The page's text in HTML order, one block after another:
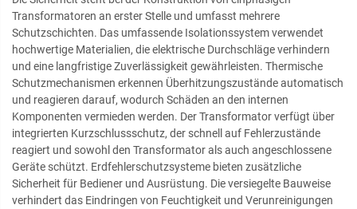
Transformatoren an erster Stelle und umfasst mehrere
Schutzschichten. Das umfassende Isolationssystem verwendet
hochwertige Materialien, die elektrische Durchschläge verhindern
und eine langfristige Zuverlässigkeit gewährleisten. Thermische
Schutzmechanismen erkennen Überhitzungszustände automatisch
und reagieren darauf, wodurch Schäden an den internen
Komponenten vermieden werden. Der Transformator verfügt über
integrierten Kurzschlussschutz, der schnell auf Fehlerzustände
reagiert und sowohl den Transformator als auch angeschlossene
Geräte schützt. Erdfehlerschutzsysteme bieten zusätzliche
Sicherheit für Bediener und Ausrüstung. Die versiegelte Bauweise
verhindert das Eindringen von Feuchtigkeit und Verunreinigungen